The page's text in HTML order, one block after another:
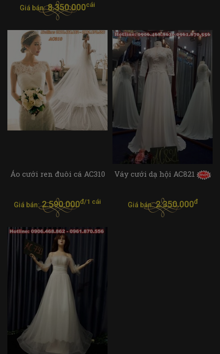
Giá bán:8.350.000cái
Áo cưới ren đuôi cá AC310
Giá bán:2.590.000đ/1 cái
Váy cưới dạ hội AC821
Giá bán:2.350.000đ